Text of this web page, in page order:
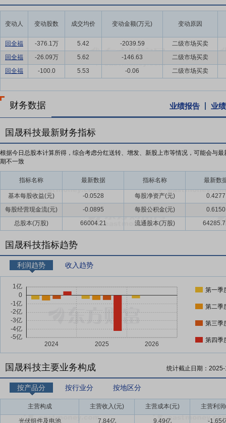
变动人 变动股数 成交均价 变动金额(万元) 变动原因
回全福 -376.1万 5.42 -2039.59
二级市场买卖
回全福
-26.09万 5.62 -146.63
二级市场买卖
回全福
-100.0 5.53 -0.06 二级市场买卖
财务数据 业绩报告 业
国晟科技最新财务指标
根据今日总股本计算所得，综合考虑分红送转、增发、新股上市等情况，可能会与最
期不一致
指标名称 最新数据 指标名称 最新数
基本每股收益(元) -0.0528 每股净资产(元)
0.4277
每股经营现金流(元)
-0.0895 每股公积金(元)
0.6150
总股本(万股)
66004.21 流通股本(万股)
国晟科技指标趋势
利润趋势 收入趋势
第一季
第二季
第三季
第四季
国晟科技主要业务构成 统计截止日期：
按产品分 按行业分 按地区分
主营构成 主营收入(元) 主营成本(元) 主营利
光伏组件及电池 7.84亿 9.49亿 -1.65